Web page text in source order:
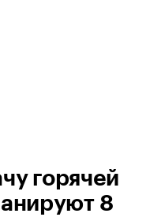
горячей
8